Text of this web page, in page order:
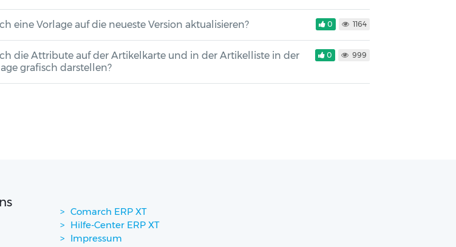
eine Vorlage auf die neueste Version aktualisieren? 0 1164
die Attribute auf der Artikelkarte und in der Artikelliste in der
grafisch darstellen?
0 999
Comarch ERP XT
Hilfe-Center ERP XT
Impressum